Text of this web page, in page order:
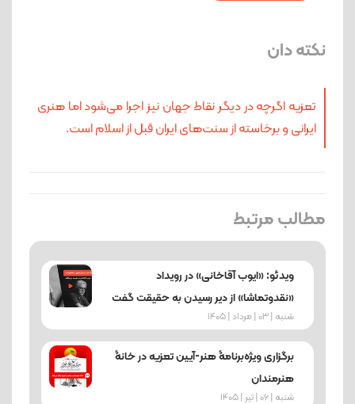
نکته دان
تعزیه اگرچه در دیگر نقاط جهان نیز اجرا می‌شود اما هنری
ایرانی و برخاسته از سنت‌های ایران قبل از اسلام است.
مطالب مرتبط
ویدئو: «ایوب آقاخانی» در رویداد
«نقدوتماشا» از دیر رسیدن به حقیقت گفت
شنبه | 03 | مرداد | 1405
برگزاری ویژه‌برنامۀ هنر-آیین تعزیه در خانۀ
هنرمندان
شنبه | 06 | تیر | 1405